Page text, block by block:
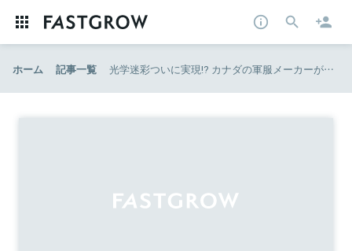
ホーム 記事一覧 光学迷彩ついに実現!? カナダの軍服メーカーが完成させた量子ステルス技術